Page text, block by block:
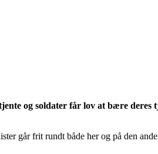
og soldater får lov at bære deres
går frit rundt både her og på den